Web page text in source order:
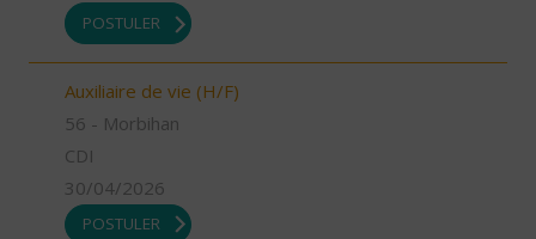
POSTULER
Auxiliaire de vie (H/F)
56 - Morbihan
CDI
30/04/2026
POSTULER